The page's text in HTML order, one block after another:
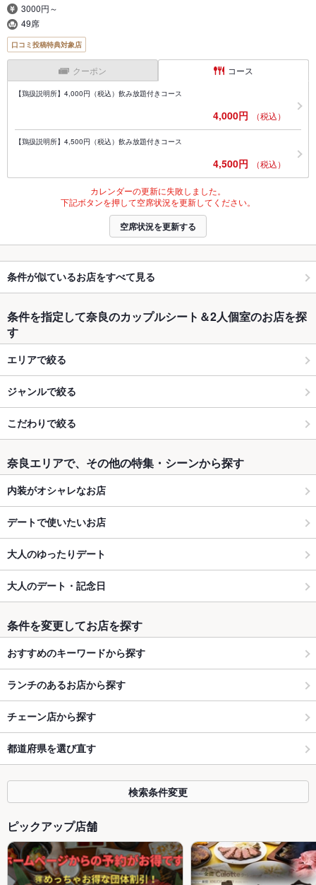
3000円～
49席
口コミ投稿特典対象店
クーポン コース
【鶏扱説明所】4,000円（税込）飲み放題付きコース
4,000円 （税込）
【鶏扱説明所】4,500円（税込）飲み放題付きコース
4,500円 （税込）
カレンダーの更新に失敗しました。
下記ボタンを押して空席状況を更新してください。
空席状況を更新する
条件が似ているお店をすべて見る
条件を指定して奈良のカップルシート＆2人個室のお店を探
す
エリアで絞る
ジャンルで絞る
こだわりで絞る
奈良エリアで、その他の特集・シーンから探す
内装がオシャレなお店
デートで使いたいお店
大人のゆったりデート
大人のデート・記念日
条件を変更してお店を探す
おすすめのキーワードから探す
ランチのあるお店から探す
チェーン店から探す
都道府県を選び直す
検索条件変更
ピックアップ店舗